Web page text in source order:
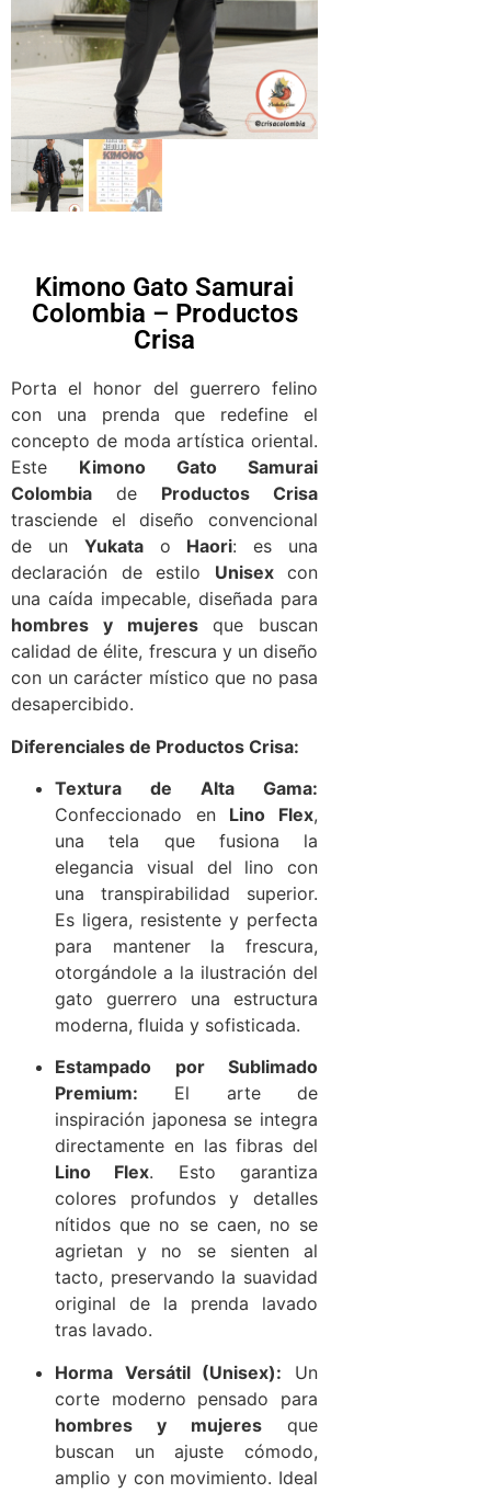
Kimono Gato Samurai
Colombia – Productos
Crisa
Porta el honor del guerrero felino
con una prenda que redefine el
concepto de moda artística oriental.
Este Kimono Gato Samurai
Colombia de Productos Crisa
trasciende el diseño convencional
de un Yukatao Haori: es una
declaración de estilo Unisexcon
una caída impecable, diseñada para
hombres y mujeresque buscan
calidad de élite, frescura y un diseño
con un carácter místico que no pasa
desapercibido.
Diferenciales de Productos Crisa:
Textura de Alta Gama:
Confeccionado en Lino Flex,
una tela que fusiona la
elegancia visual del lino con
una transpirabilidad superior.
Es ligera, resistente y perfecta
para mantener la frescura,
otorgándole a la ilustración del
gato guerrero una estructura
moderna, fluida y sofisticada.
Estampado por Sublimado
Premium: El arte de
inspiración japonesa se integra
directamente en las fibras del
Lino Flex. Esto garantiza
colores profundos y detalles
nítidos que no se caen, no se
agrietan y no se sienten al
tacto, preservando la suavidad
original de la prenda lavado
tras lavado.
Horma Versátil (Unisex): Un
corte moderno pensado para
hombres y mujeres que
buscan un ajuste cómodo,
amplio y con movimiento. Ideal